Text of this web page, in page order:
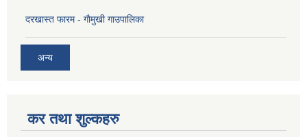
दरखास्त फारम - गाैमुखी गाउपालिका
अन्य
कर तथा शुल्कहरु